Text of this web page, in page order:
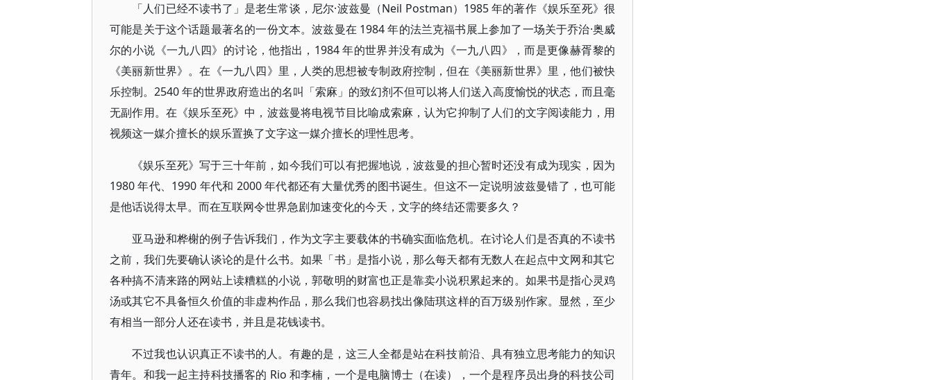
「人们已经不读书了」是老生常谈，尼尔·波兹曼（Neil Postman）1985 年的著作《娱乐至死》很
可能是关于这个话题最著名的一份文本。波兹曼在 1984 年的法兰克福书展上参加了一场关于乔治·奥威
尔的小说《一九八四》的讨论，他指出，1984 年的世界并没有成为《一九八四》，而是更像赫胥黎的
《美丽新世界》。在《一九八四》里，人类的思想被专制政府控制，但在《美丽新世界》里，他们被快
乐控制。2540 年的世界政府造出的名叫「索麻」的致幻剂不但可以将人们送入高度愉悦的状态，而且毫
无副作用。在《娱乐至死》中，波兹曼将电视节目比喻成索麻，认为它抑制了人们的文字阅读能力，用
视频这一媒介擅长的娱乐置换了文字这一媒介擅长的理性思考。
《娱乐至死》写于三十年前，如今我们可以有把握地说，波兹曼的担心暂时还没有成为现实，因为
1980 年代、1990 年代和 2000 年代都还有大量优秀的图书诞生。但这不一定说明波兹曼错了，也可能
是他话说得太早。而在互联网令世界急剧加速变化的今天，文字的终结还需要多久？
亚马逊和桦榭的例子告诉我们，作为文字主要载体的书确实面临危机。在讨论人们是否真的不读书
之前，我们先要确认谈论的是什么书。如果「书」是指小说，那么每天都有无数人在起点中文网和其它
各种搞不清来路的网站上读糟糕的小说，郭敬明的财富也正是靠卖小说积累起来的。如果书是指心灵鸡
汤或其它不具备恒久价值的非虚构作品，那么我们也容易找出像陆琪这样的百万级别作家。显然，至少
有相当一部分人还在读书，并且是花钱读书。
不过我也认识真正不读书的人。有趣的是，这三人全都是站在科技前沿、具有独立思考能力的知识
青年。和我一起主持科技播客的 Rio 和李楠，一个是电脑博士（在读），一个是程序员出身的科技公司